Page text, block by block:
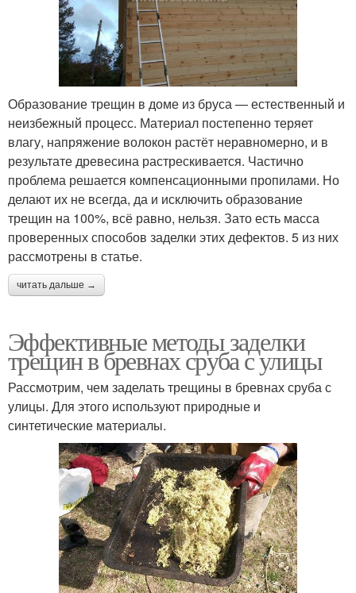
Образование трещин в доме из бруса — естественный и
неизбежный процесс. Материал постепенно теряет
влагу, напряжение волокон растёт неравномерно, и в
результате древесина растрескивается. Частично
проблема решается компенсационными пропилами. Но
делают их не всегда, да и исключить образование
трещин на 100%, всё равно, нельзя. Зато есть масса
проверенных способов заделки этих дефектов. 5 из них
рассмотрены в статье.
читать дальше →
Эффективные методы заделки
трещин в бревнах сруба с улицы
Рассмотрим, чем заделать трещины в бревнах сруба с
улицы. Для этого используют природные и
синтетические материалы.